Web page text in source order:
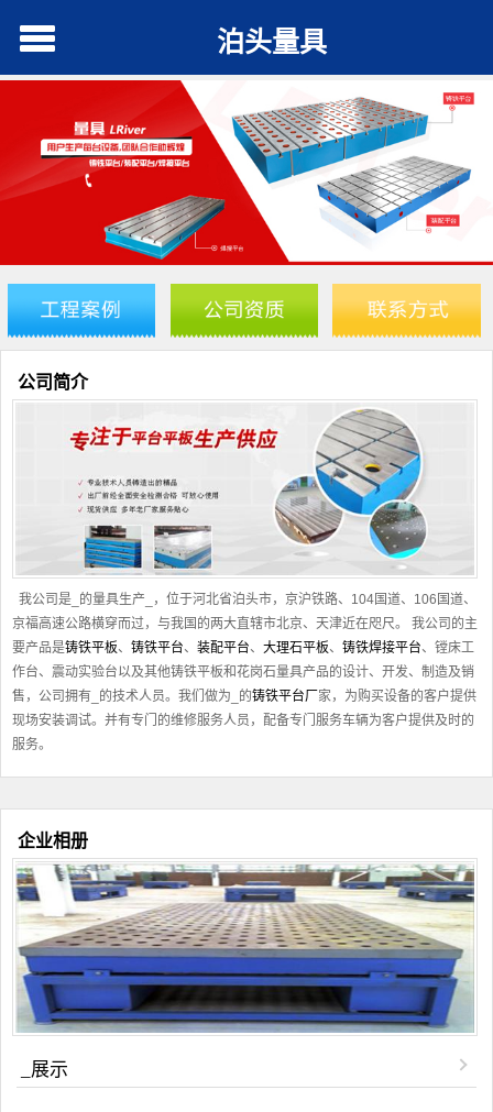
泊头量具
公司简介
我公司是_的量具生产_，位于河北省泊头市，京沪铁路、104国道、106国道、
京福高速公路横穿而过，与我国的两大直辖市北京、天津近在咫尺。 我公司的主
要产品是铸铁平板、 铸铁平台、 装配平台、 大理石平板、 铸铁焊接平台、镗床工
作台、震动实验台以及其他铸铁平板和花岗石量具产品的设计、开发、制造及销
售，公司拥有_的技术人员。我们做为_的铸铁平台厂家，为购买设备的客户提供
现场安装调试。并有专门的维修服务人员，配备专门服务车辆为客户提供及时的
服务。
企业相册
_展示